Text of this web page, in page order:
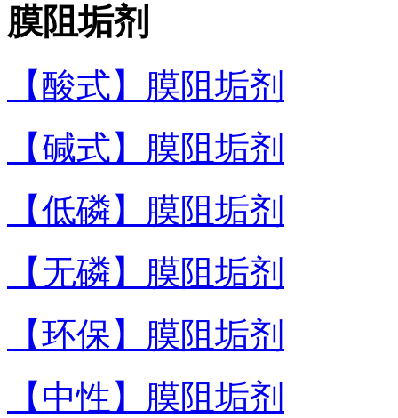
膜阻垢剂
【酸式】膜阻垢剂
【碱式】膜阻垢剂
【低磷】膜阻垢剂
【无磷】膜阻垢剂
【环保】膜阻垢剂
【中性】膜阻垢剂